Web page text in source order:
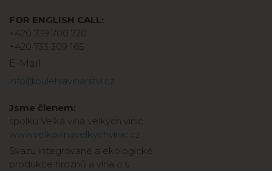
FOR ENGLISH CALL:
+420 739 700 720
+420 733 309 165
E-Mail
info@oulehlavinarstvi.cz
Jsme členem:
spolku Velká vína velkých vinic
www.velkavinavelkychvinic.cz
Svazu integrované a ekologické
produkce hroznů a vína o.s.